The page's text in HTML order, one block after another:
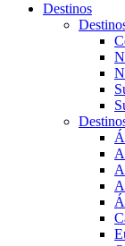
Destinos